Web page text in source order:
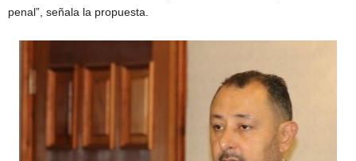
penal”, señala la propuesta.